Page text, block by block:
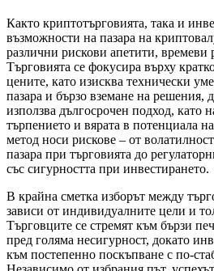
Както криптотърговията, така и
възможности на пазара на
различни рискови апетити, времеви
Търговията се фокусира върху
цените, като изисква технически
пазара и бързо вземане на решения,
използва дългосрочен подход, като
търпението и вярата в потенциала
метод носи рискове – от
пазара при търговията до
със сигурността при инвестирането.
В крайна сметка изборът между
зависи от индивидуалните цели и
Търговците се стремят към бързи
пред голяма несигурност, докато
към постепенно поскъпване с по-